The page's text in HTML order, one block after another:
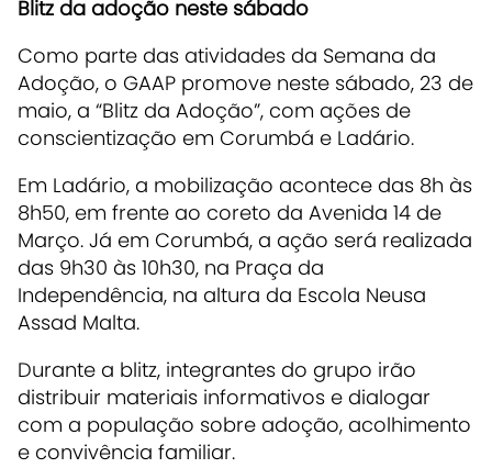
Blitz da adoção neste sábado
Como parte das atividades da Semana da
Adoção, o GAAP promove neste sábado, 23 de
maio, a “Blitz da Adoção”, com ações de
conscientização em Corumbá e Ladário.
Em Ladário, a mobilização acontece das 8h às
8h50, em frente ao coreto da Avenida 14 de
Março. Já em Corumbá, a ação será realizada
das 9h30 às 10h30, na Praça da
Independência, na altura da Escola Neusa
Assad Malta.
Durante a blitz, integrantes do grupo irão
distribuir materiais informativos e dialogar
com a população sobre adoção, acolhimento
e convivência familiar.